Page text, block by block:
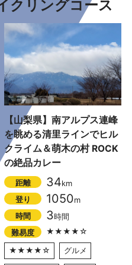
クリングコース
【山梨県】南アルプス連峰
を眺める清里ラインでヒル
クライム＆萌木の村 ROCK
の絶品カレー
距離 34km
登り
1050m
時間
3時間
難易度
★★★★☆
★★★★☆
グルメ